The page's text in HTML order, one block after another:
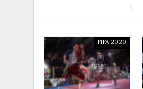
FIFA 2020